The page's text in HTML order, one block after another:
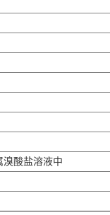
溴酸盐溶液中